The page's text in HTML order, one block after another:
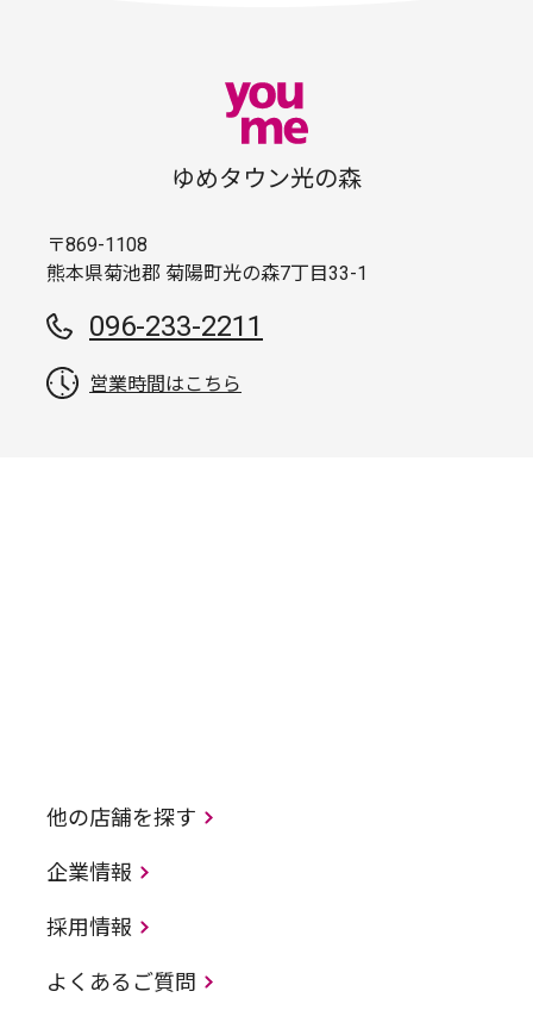
ゆめタウン光の森
〒869-1108
熊本県菊池郡 菊陽町光の森7丁目33-1
096-233-2211
営業時間はこちら
他の店舗を探す
企業情報
採用情報
よくあるご質問